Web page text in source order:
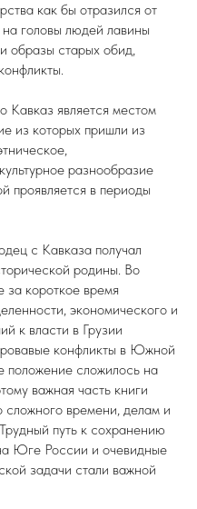
как бы отразился от
головы людей лавины
образы старых обид,
Кавказ является местом
из которых пришли из
разнообразие
проявляется в периоды
с Кавказа получал
родины. Во
короткое время
экономического и
к власти в Грузии
конфликты в Южной
положение сложилось на
важная часть книги
сложного времени, делам и
путь к сохранению
Юге России и очевидные
задачи стали важной